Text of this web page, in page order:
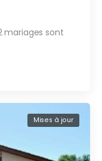
mariages sont
Mises à jour